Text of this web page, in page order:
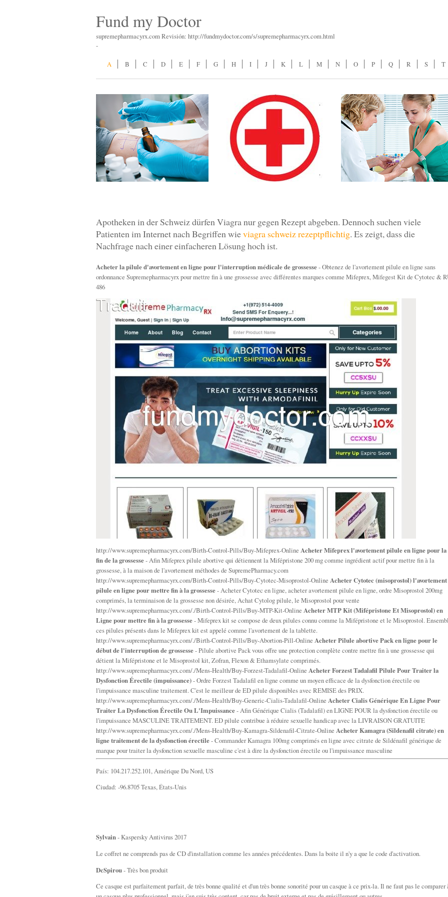
Fund my Doctor
supremepharmacyrx.com Revisión: http://fundmydoctor.com/s/supremepharmacyrx.com.html
-
A B C D E F G H I J K L M N O P Q R S T
Apotheken in der Schweiz dürfen Viagra nur gegen Rezept abgeben. Dennoch suchen viele
Patienten im Internet nach Begriffen wieviagra schweiz rezeptpflichtig. Es zeigt, dass die
Nachfrage nach einer einfacheren Lösung hoch ist.
Acheter la pilule d'avortement en ligne pour l'interruption médicale de grossesse- Obtenez de l'avortement pilule en ligne sans
ordonnance Supremepharmacyrx pour mettre fin à une grossesse avec différentes marques comme Mifeprex, Mifegest Kit de Cytotec &
486
http://www.supremepharmacyrx.com/Birth-Control-Pills/Buy-Mifeprex-Online Acheter Mifeprex l'avortement pilule en ligne pour la
fin de la grossesse- Afin Mifeprex pilule abortive qui détiennent la Mifépristone 200 mg comme ingrédient actif pour mettre fin à la
grossesse, à la maison de l'avortement méthodes de SupremePharmacy.com
http://www.supremepharmacyrx.com/Birth-Control-Pills/Buy-Cytotec-Misoprostol-Online Acheter Cytotec (misoprostol) l'avortement
pilule en ligne pour mettre fin à la grossesse- Acheter Cytotec en ligne, acheter avortement pilule en ligne, ordre Misoprostol 200mg
comprimés, la terminaison de la grossesse non désirée, Achat Cytolog pilule, le Misoprostol pour vente
http://www.supremepharmacyrx.com/./Birth-Control-Pills/Buy-MTP-Kit-Online Acheter MTP Kit (Mifépristone Et Misoprostol) en
Ligne pour mettre fin à la grossesse- Mifeprex kit se compose de deux pilules connu comme la Mifépristone et le Misoprostol.
ces pilules présents dans le Mifeprex kit est appelé comme l'avortement de la tablette.
http://www.supremepharmacyrx.com/./Birth-Control-Pills/Buy-Abortion-Pill-Online Acheter Pilule abortive Pack en ligne pour le
début de l'interruption de grossesse- Pilule abortive Pack vous offre une protection complète contre mettre fin à une grossesse qui
détient la Mifépristone et le Misoprostol kit, Zofran, Flexon & Ethamsylate comprimés.
http://www.supremepharmacyrx.com/./Mens-Health/Buy-Forzest-Tadalafil-Online Acheter Forzest Tadalafil Pilule Pour Traiter la
Dysfonction Érectile (impuissance)- Ordre Forzest Tadalafil en ligne comme un moyen efficace de la dysfonction érectile ou
l'impuissance masculine traitement. C'est le meilleur de ED pilule disponibles avec REMISE des PRIX.
http://www.supremepharmacyrx.com/./Mens-Health/Buy-Generic-Cialis-Tadalafil-Online Acheter Cialis Générique En Ligne Pour
Traiter La Dysfonction Érectile Ou L'Impuissance- Afin Générique Cialis (Tadalafil) en LIGNE POUR la dysfonction érectile ou
l'impuissance MASCULINE TRAITEMENT. ED pilule contribue à réduire sexuelle handicap avec la LIVRAISON GRATUITE
http://www.supremepharmacyrx.com/./Mens-Health/Buy-Kamagra-Sildenafil-Citrate-Online Acheter Kamagra (Sildenafil citrate) en
ligne traitement de la dysfonction érectile- Commander Kamagra 100mg comprimés en ligne avec citrate de Sildénafil générique de
marque pour traiter la dysfonction sexuelle masculine c'est à dire la dysfonction érectile ou l'impuissance masculine
País: 104.217.252.101, Amérique Du Nord, US
Ciudad: -96.8705 Texas, États-Unis
Sylvain- Kaspersky Antivirus 2017
Le coffret ne comprends pas de CD d'installation comme les années précédentes. Dans la boite il n'y a que le code d'activation.
DcSpirou- Très bon produit
Ce casque est parfaitement parfait, de très bonne qualité et d'un très bonne sonorité pour un casque à ce prix-la. Il ne faut pas le comparer